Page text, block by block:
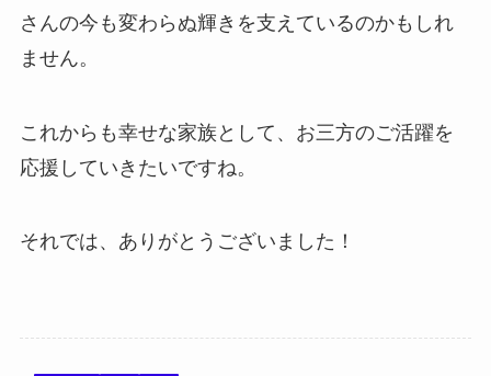
さんの今も変わらぬ輝きを支えているのかもしれ
ません。
これからも幸せな家族として、お三方のご活躍を
応援していきたいですね。
それでは、ありがとうございました！